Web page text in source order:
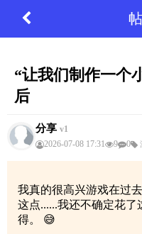
“让我们制作一个
后
分享 v1
2026-07-08 17:31
9 0
我真的很高兴游戏在过
这点......我还不确定花
得。 😅